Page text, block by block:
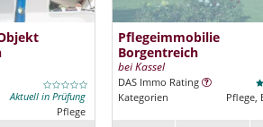
Aktuell in Prüfung
Pflege
Pflegeimmobilie
Borgentreich
bei Kassel
DAS Immo Rating
Kategorien
Pflege,